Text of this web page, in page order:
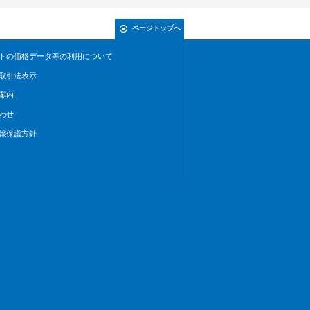
ページトップへ
の価格データ等の利用について
引法表示
内
せ
保護方針